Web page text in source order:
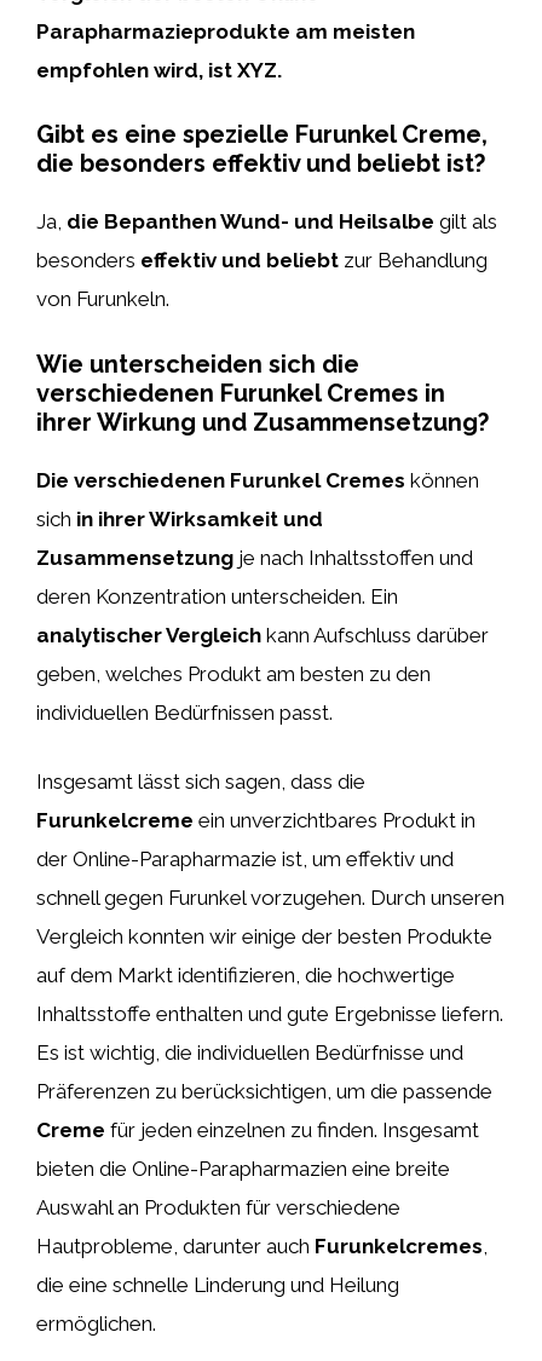
Parapharmazieprodukte am meisten
empfohlen wird, ist XYZ.
Gibt es eine spezielle Furunkel Creme,
die besonders effektiv und beliebt ist?
Ja, die Bepanthen Wund- und Heilsalbe gilt als
besonders effektiv und beliebt zur Behandlung
von Furunkeln.
Wie unterscheiden sich die
verschiedenen Furunkel Cremes in
ihrer Wirkung und Zusammensetzung?
Die verschiedenen Furunkel Cremes können
sich in ihrer Wirksamkeit und
Zusammensetzung je nach Inhaltsstoffen und
deren Konzentration unterscheiden. Ein
analytischer Vergleich kann Aufschluss darüber
geben, welches Produkt am besten zu den
individuellen Bedürfnissen passt.
Insgesamt lässt sich sagen, dass die
Furunkelcreme ein unverzichtbares Produkt in
der Online-Parapharmazie ist, um effektiv und
schnell gegen Furunkel vorzugehen. Durch unseren
Vergleich konnten wir einige der besten Produkte
auf dem Markt identifizieren, die hochwertige
Inhaltsstoffe enthalten und gute Ergebnisse liefern.
Es ist wichtig, die individuellen Bedürfnisse und
Präferenzen zu berücksichtigen, um die passende
Creme für jeden einzelnen zu finden. Insgesamt
bieten die Online-Parapharmazien eine breite
Auswahl an Produkten für verschiedene
Hautprobleme, darunter auch Furunkelcremes,
die eine schnelle Linderung und Heilung
ermöglichen.